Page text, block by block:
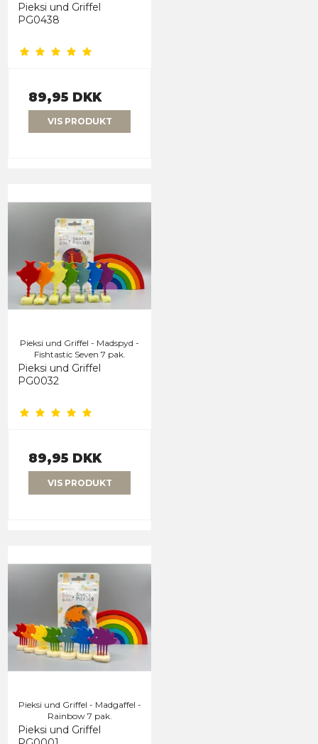
Pieksi und Griffel
PG0438
89,95 DKK
VIS PRODUKT
Pieksi und Griffel - Madspyd -
Fishtastic Seven 7 pak.
Pieksi und Griffel
PG0032
89,95 DKK
VIS PRODUKT
Pieksi und Griffel - Madgaffel -
Rainbow 7 pak.
Pieksi und Griffel